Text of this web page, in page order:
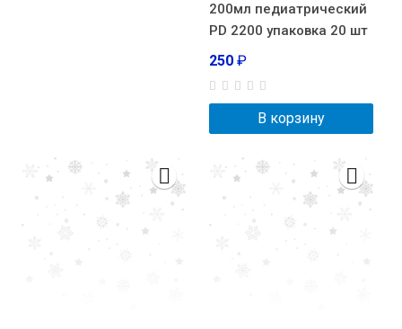
200мл педиатрический
PD 2200 упаковка 20 шт
250 ₽
В корзину